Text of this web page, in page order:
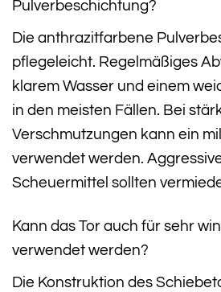
Pulverbeschichtung?
Die anthrazitfarbene
pflegeleicht. Regelmäßiges
klarem Wasser und einem
in den meisten Fällen. Bei
Verschmutzungen kann ein
verwendet werden.
Scheuermittel sollten
Kann das Tor auch für sehr
verwendet werden?
Die Konstruktion des